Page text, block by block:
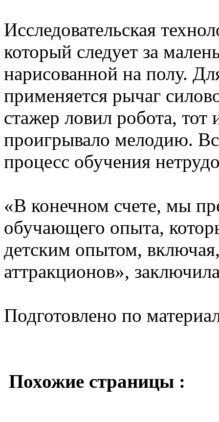
Исследовательская
который следует за
нарисованной на полу.
применяется рычаг
стажер ловил робота, тот
проигрывало мелодию.
процесс обучения
«В конечном счете, мы
обучающего опыта,
детским опытом,
аттракционов»,
Подготовлено по
Похожие страницы :